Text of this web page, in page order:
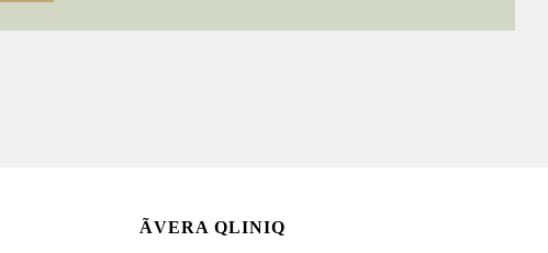
ÃVERA QLINIQ